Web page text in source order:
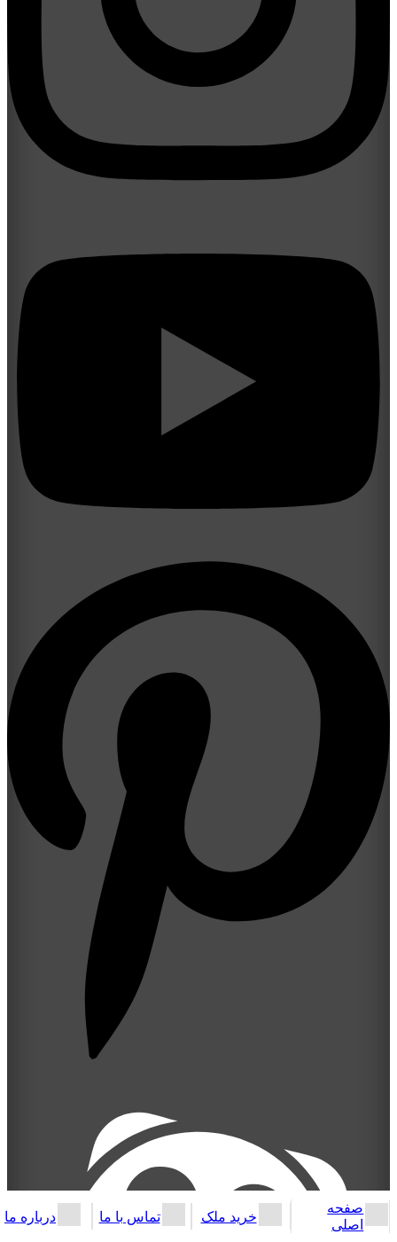
صفحه
اصلی
خرید ملک تماس با ما درباره ما